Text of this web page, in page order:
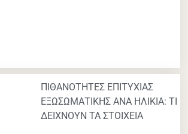
ΠΙΘΑΝΟΤΗΤΕΣ ΕΠΙΤΥΧΙΑΣ
ΕΞΩΣΩΜΑΤΙΚΗΣ ΑΝΑ ΗΛΙΚΙΑ: ΤΙ
ΔΕΙΧΝΟΥΝ ΤΑ ΣΤΟΙΧΕΙΑ